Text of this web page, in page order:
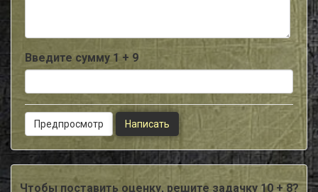
Введите сумму 1 + 9
Чтобы поставить оценку, решите задачку 10 + 8?